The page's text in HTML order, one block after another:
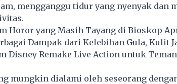
mengganggu tidur yang nyenyak dan
Horor yang Masih Tayang di Bioskop
Dampak dari Kelebihan Gula, Kulit
Disney Remake Live Action untuk
mungkin dialami oleh seseorang